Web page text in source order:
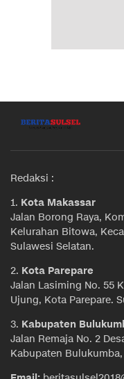
Redaksi :
1. Kota Makassar
Jalan Borong Raya,
Kelurahan Bitowa,
Sulawesi Selatan.
2. Kota Parepare
Jalan Lasiming No. 55
Ujung, Kota Parepare.
3. Kabupaten
Jalan Remaja No. 2
Kabupaten